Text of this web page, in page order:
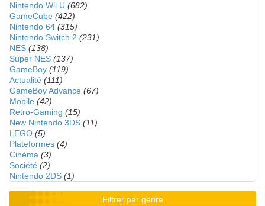
Nintendo Wii U (682)
GameCube (422)
Nintendo 64 (315)
Nintendo Switch 2 (231)
NES (138)
Super NES (137)
GameBoy (119)
Actualité (111)
GameBoy Advance (67)
Mobile (42)
Retro-Gaming (15)
New Nintendo 3DS (11)
LEGO (5)
Plateformes (4)
Cinéma (3)
Société (2)
Nintendo 2DS (1)
Filtrer par genre